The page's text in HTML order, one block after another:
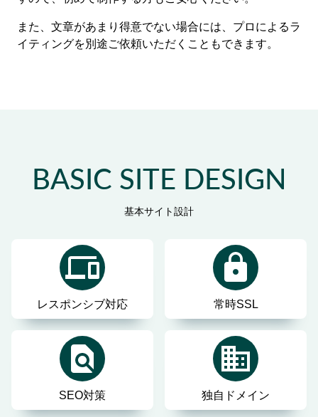
また、文章があまり得意でない場合には、プロによるラ
イティングを別途ご依頼いただくこともできます。
BASIC SITE DESIGN
基本サイト設計
レスポンシブ対応 常時SSL
SEO対策 独自ドメイン